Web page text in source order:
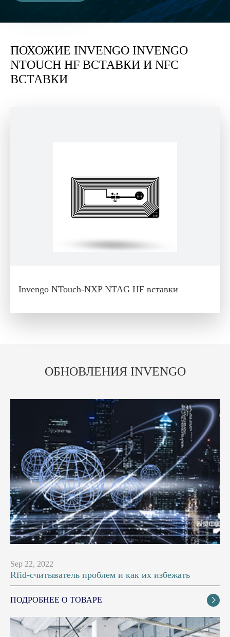
ПОХОЖИЕ INVENGO INVENGO
NTOUCH HF ВСТАВКИ И NFC
ВСТАВКИ
Invengo NTouch-NXP NTAG HF вставки
ОБНОВЛЕНИЯ INVENGO
Sep 22, 2022
Rfid-считыватель проблем и как их избежать
ПОДРОБНЕЕ О ТОВАРЕ 